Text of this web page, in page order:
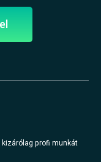
profi munkát